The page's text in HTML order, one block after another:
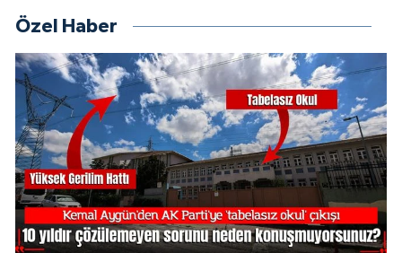
Özel Haber